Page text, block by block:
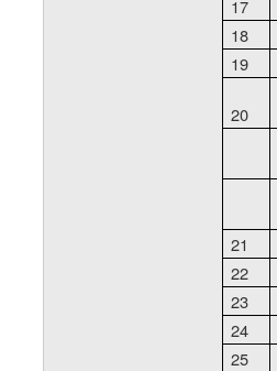
17
18
19
20
21
22
23
24
25